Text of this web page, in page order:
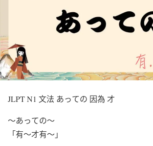
JLPT N1 文法 あっての 因為 才
〜あっての〜
「有〜才有〜」